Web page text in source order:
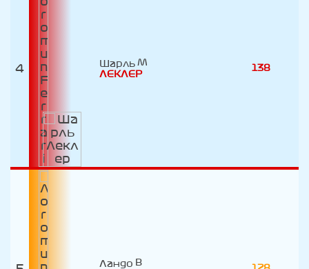
4
Шарль
ЛЕКЛЕР
138
Ландо